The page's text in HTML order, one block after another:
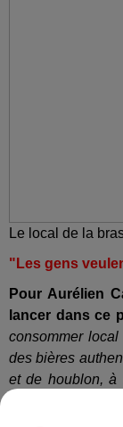
Le local de la
"Les gens
Pour Aurélien
lancer dans ce
consommer
des bières
et de houblon, à
consommer.